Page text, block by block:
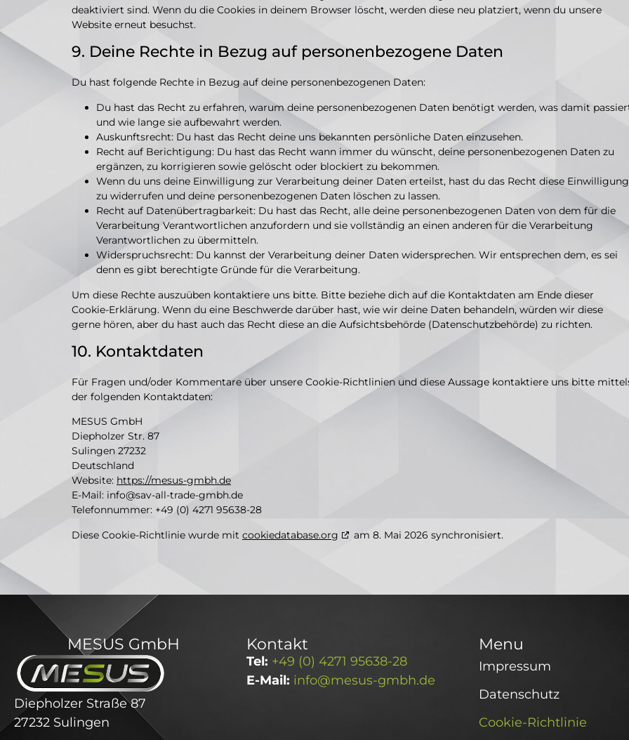
deaktiviert sind. Wenn du die Cookies in deinem Browser löscht, werden diese neu platziert, wenn du unsere
Website erneut besuchst.
9. Deine Rechte in Bezug auf personenbezogene Daten
Du hast folgende Rechte in Bezug auf deine personenbezogenen Daten:
Du hast das Recht zu erfahren, warum deine personenbezogenen Daten benötigt werden, was damit
und wie lange sie aufbewahrt werden.
Auskunftsrecht: Du hast das Recht deine uns bekannten persönliche Daten einzusehen.
Recht auf Berichtigung: Du hast das Recht wann immer du wünscht, deine personenbezogenen Daten zu
ergänzen, zu korrigieren sowie gelöscht oder blockiert zu bekommen.
Wenn du uns deine Einwilligung zur Verarbeitung deiner Daten erteilst, hast du das Recht diese Einwilligung
zu widerrufen und deine personenbezogenen Daten löschen zu lassen.
Recht auf Datenübertragbarkeit: Du hast das Recht, alle deine personenbezogenen Daten von dem für die
Verarbeitung Verantwortlichen anzufordern und sie vollständig an einen anderen für die Verarbeitung
Verantwortlichen zu übermitteln.
Widerspruchsrecht: Du kannst der Verarbeitung deiner Daten widersprechen. Wir entsprechen dem, es sei
denn es gibt berechtigte Gründe für die Verarbeitung.
Um diese Rechte auszuüben kontaktiere uns bitte. Bitte beziehe dich auf die Kontaktdaten am Ende dieser
Cookie-Erklärung. Wenn du eine Beschwerde darüber hast, wie wir deine Daten behandeln, würden wir diese
gerne hören, aber du hast auch das Recht diese an die Aufsichtsbehörde (Datenschutzbehörde) zu richten.
10. Kontaktdaten
Für Fragen und/oder Kommentare über unsere Cookie-Richtlinien und diese Aussage kontaktiere uns bitte
der folgenden Kontaktdaten:
MESUS GmbH
Diepholzer Str. 87
Sulingen 27232
Deutschland
Website: https://mesus-gmbh.de
E-Mail: info@sav-all-trade-gmbh.de
Telefonnummer: +49 (0) 4271 95638-28
Diese Cookie-Richtlinie wurde mit cookiedatabase.org am 8. Mai 2026 synchronisiert.
MESUS GmbH
Diepholzer Straße 87
27232 Sulingen
Kontakt
Tel: +49 (0) 4271 95638-28
E-Mail: info@mesus-gmbh.de
Menu
Impressum
Datenschutz
Cookie-Richtlinie